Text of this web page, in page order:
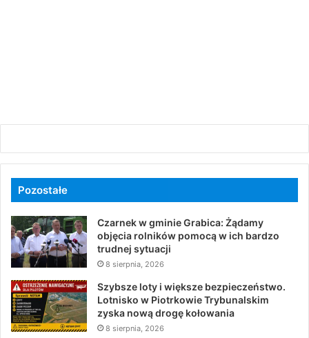
Pozostałe
Czarnek w gminie Grabica: Żądamy
objęcia rolników pomocą w ich bardzo
trudnej sytuacji
8 sierpnia, 2026
Szybsze loty i większe bezpieczeństwo.
Lotnisko w Piotrkowie Trybunalskim
zyska nową drogę kołowania
8 sierpnia, 2026